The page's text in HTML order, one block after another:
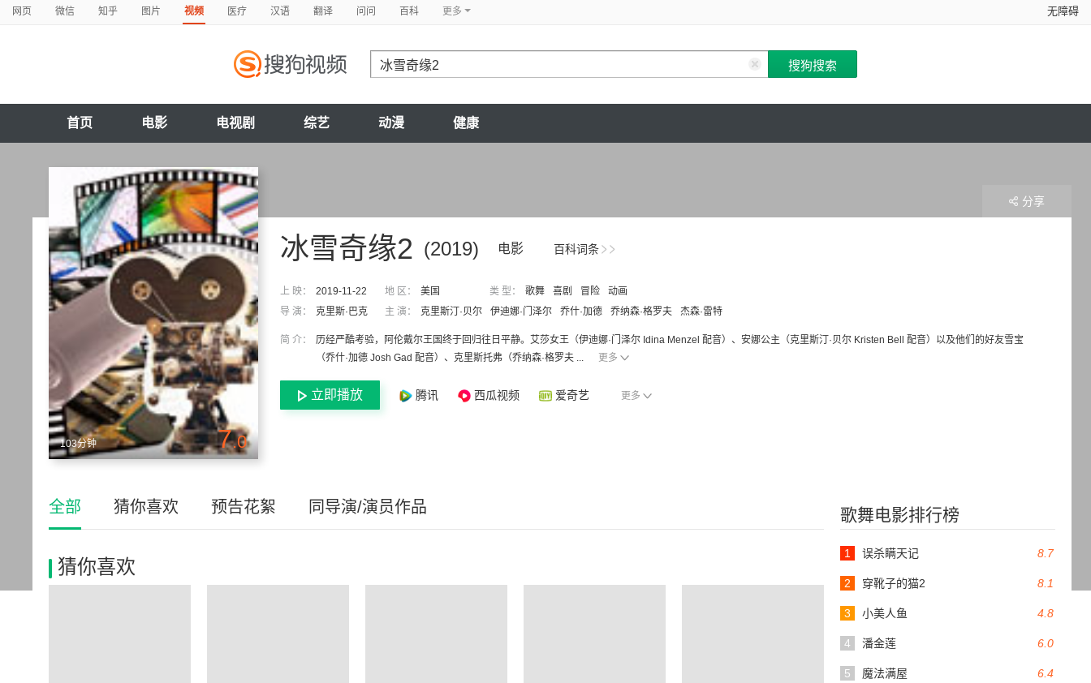
网页 微信 知乎 图片 视频 医疗 汉语 翻译 问问 百科 更多 无障碍
首页 电影 电视剧 综艺 动漫 健康
103分钟 7.0
百科词条
(2019) 电影
冰雪奇缘2
上 映： 2019-11-22 地 区： 美国 类 型： 歌舞 喜剧 冒险
动画
导 演：
克里斯·巴克 主 演： 克里斯汀·贝尔 伊迪娜·门泽尔 乔什·加德 乔纳森·格罗夫 杰森·雷特
简 介：
历经严酷考验，阿伦戴尔王国终于回归往日平静。艾莎女王（伊迪娜·门泽尔 Idina Menzel 配音）、安娜公主（克里斯汀·贝尔 Kristen Bell 配音）以及他们的好友雪宝
（乔什·加德 Josh Gad 配音）、克里斯托弗（乔纳森·格罗夫 ...
更多
立即播放 腾讯 西瓜视频 爱奇艺 更多
分享
歌舞电影排行榜
8.7
1 误杀瞒天记
8.1
2 穿靴子的猫2
4.8
3 小美人鱼
6.0
4 潘金莲
6.4
5 魔法满屋
全部 猜你喜欢 预告花絮 同导演/演员作品
猜你喜欢